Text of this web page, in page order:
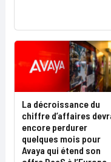
La décroissance du
chiffre d’affaires
encore perdurer
quelques mois pour
Avaya qui étend son